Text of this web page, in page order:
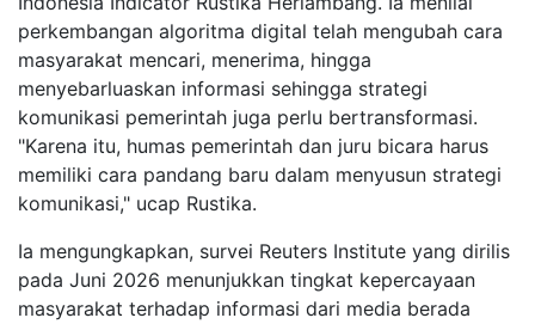
perkembangan algoritma digital telah mengubah cara
masyarakat mencari, menerima, hingga
menyebarluaskan informasi sehingga strategi
komunikasi pemerintah juga perlu bertransformasi.
"Karena itu, humas pemerintah dan juru bicara harus
memiliki cara pandang baru dalam menyusun strategi
komunikasi," ucap Rustika.
Ia mengungkapkan, survei Reuters Institute yang dirilis
pada Juni 2026 menunjukkan tingkat kepercayaan
masyarakat terhadap informasi dari media berada